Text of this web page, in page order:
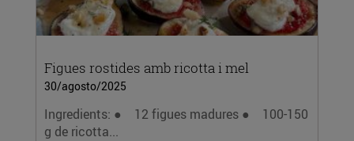
Figues rostides amb ricotta i mel
30/agosto/2025
Ingredients: ● 12 figues madures ● 100-150
g de ricotta...